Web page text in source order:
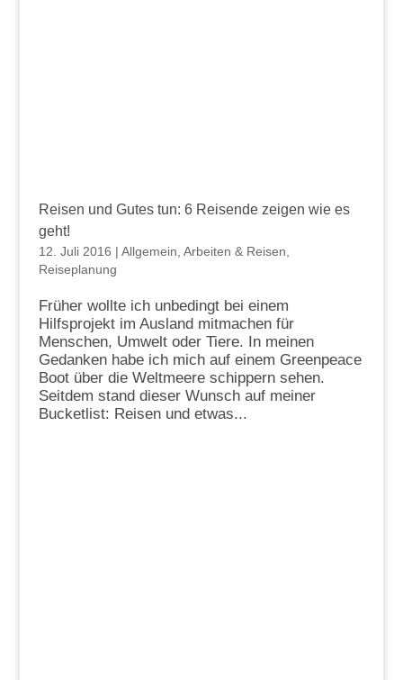
Reisen und Gutes tun: 6 Reisende zeigen wie es
geht!
12. Juli 2016 | Allgemein Arbeiten & Reisen
Reiseplanung
Früher wollte ich unbedingt bei einem
Hilfsprojekt im Ausland mitmachen für
Menschen, Umwelt oder Tiere. In meinen
Gedanken habe ich mich auf einem Greenpeace
Boot über die Weltmeere schippern sehen.
Seitdem stand dieser Wunsch auf meiner
Bucketlist: Reisen und etwas...